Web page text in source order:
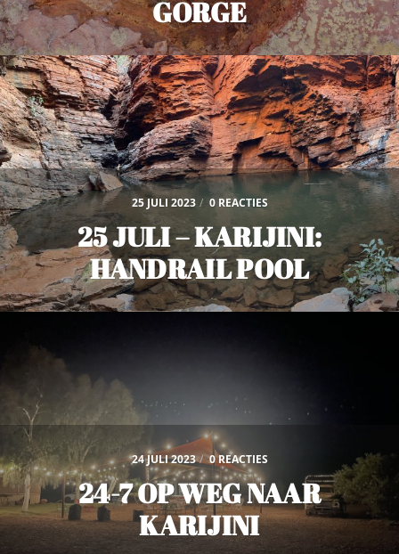
GORGE
25 JULI 2023 / 0 REACTIES
25 JULI – KARIJINI:
HANDRAIL POOL
24 JULI 2023 / 0 REACTIES
24-7 OP WEG NAAR
KARIJINI